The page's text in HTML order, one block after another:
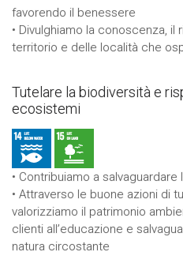
favorendo il benessere
• Divulghiamo la conoscenza,
territorio e delle località che
Tutelare la biodiversità e
ecosistemi
• Contribuiamo a salvaguardare
• Attraverso le buone azioni di
valorizziamo il patrimonio
clienti all’educazione e
natura circostante